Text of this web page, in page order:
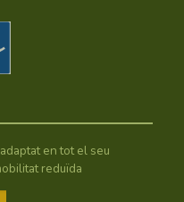
en tot el seu
reduïda